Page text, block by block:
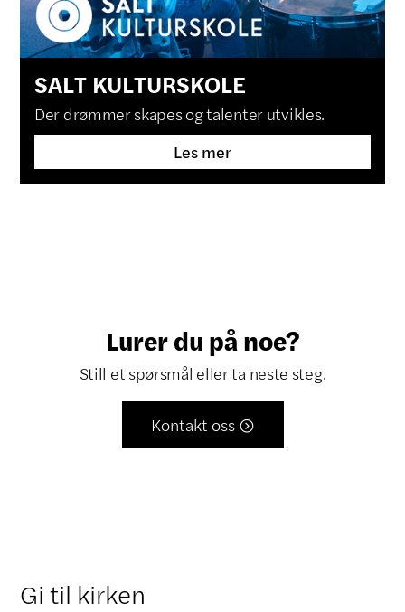
SALT KULTURSKOLE
Der drømmer skapes og talenter utvikles.
Les mer
Lurer du på noe?
Still et spørsmål eller ta neste steg.
Kontakt oss 
Gi til kirken